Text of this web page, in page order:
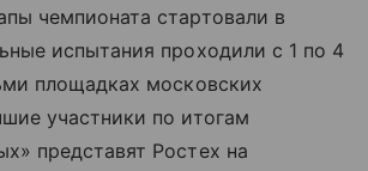
чемпионата стартовали в
испытания проходили с 1 по 4
площадках московских
участники по итогам
представят Ростех на